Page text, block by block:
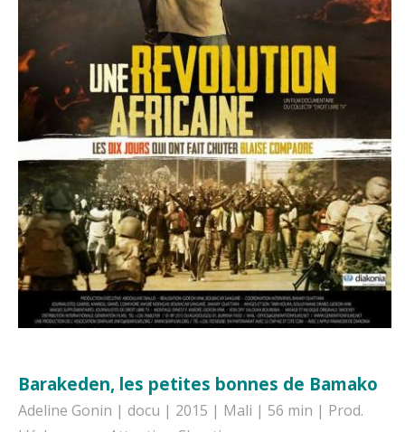
Barakeden, les petites bonnes de Bamako
Adeline Gonin | docu | 2015 | Mali | 56 min | Prod.